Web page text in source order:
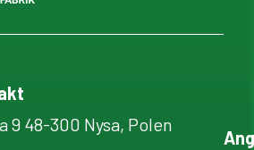
9 48-300 Nysa, Polen